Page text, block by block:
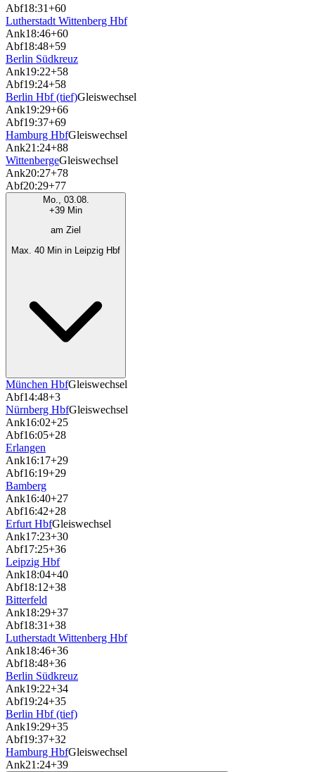
Abf18:31+60
Lutherstadt Wittenberg Hbf
Ank18:46+60
Abf18:48+59
Berlin Südkreuz
Ank19:22+58
Abf19:24+58
Berlin Hbf (tief)Gleiswechsel
Ank19:29+66
Abf19:37+69
Hamburg HbfGleiswechsel
Ank21:24+88
WittenbergeGleiswechsel
Ank20:27+78
Abf20:29+77
Mo., 03.08.
+39 Min
am Ziel
Max. 40 Min in Leipzig Hbf
München HbfGleiswechsel
Abf14:48+3
Nürnberg HbfGleiswechsel
Ank16:02+25
Abf16:05+28
Erlangen
Ank16:17+29
Abf16:19+29
Bamberg
Ank16:40+27
Abf16:42+28
Erfurt HbfGleiswechsel
Ank17:23+30
Abf17:25+36
Leipzig Hbf
Ank18:04+40
Abf18:12+38
Bitterfeld
Ank18:29+37
Abf18:31+38
Lutherstadt Wittenberg Hbf
Ank18:46+36
Abf18:48+36
Berlin Südkreuz
Ank19:22+34
Abf19:24+35
Berlin Hbf (tief)
Ank19:29+35
Abf19:37+32
Hamburg HbfGleiswechsel
Ank21:24+39